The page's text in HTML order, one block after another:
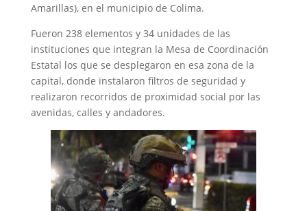
Amarillas), en el municipio de Colima.
Fueron 238 elementos y 34 unidades de las
instituciones que integran la Mesa de Coordinación
Estatal los que se desplegaron en esa zona de la
capital, donde instalaron filtros de seguridad y
realizaron recorridos de proximidad social por las
avenidas, calles y andadores.